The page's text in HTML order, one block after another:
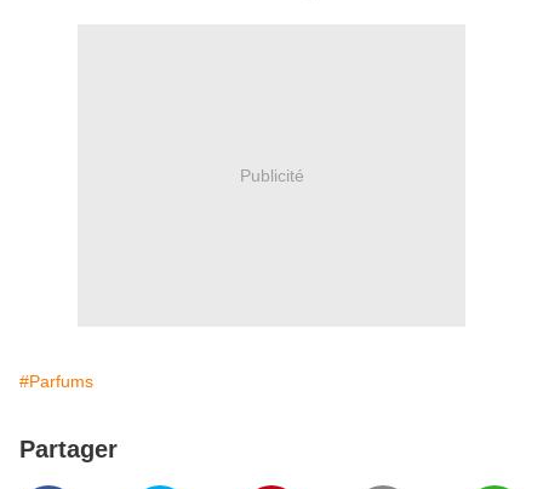
Publicité
#Parfums
Partager